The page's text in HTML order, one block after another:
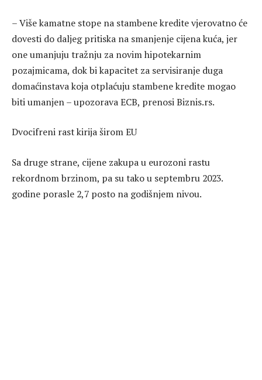
– Više kamatne stope na stambene kredite vjerovatno će
dovesti do daljeg pritiska na smanjenje cijena kuća, jer
one umanjuju tražnju za novim hipotekarnim
pozajmicama, dok bi kapacitet za servisiranje duga
domaćinstava koja otplaćuju stambene kredite mogao
biti umanjen – upozorava ECB, prenosi Biznis.rs.
Dvocifreni rast kirija širom EU
Sa druge strane, cijene zakupa u eurozoni rastu
rekordnom brzinom, pa su tako u septembru 2023.
godine porasle 2,7 posto na godišnjem nivou.